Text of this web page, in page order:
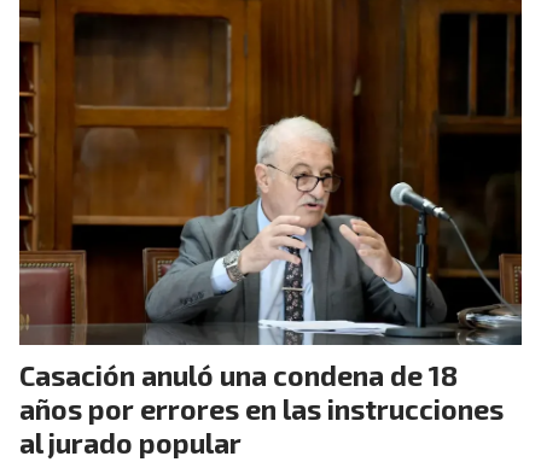
Casación anuló una condena de 18
años por errores en las instrucciones
al jurado popular